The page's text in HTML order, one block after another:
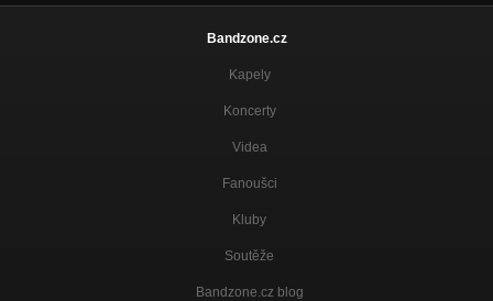
Bandzone.cz
Kapely
Koncerty
Videa
Fanoušci
Kluby
Soutěže
Bandzone.cz blog